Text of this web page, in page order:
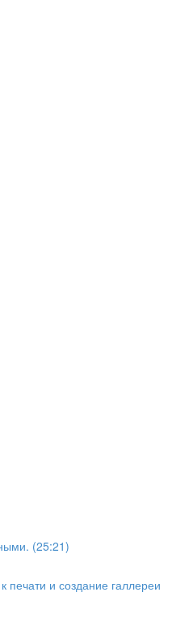
(25:21)
печати и создание галлереи